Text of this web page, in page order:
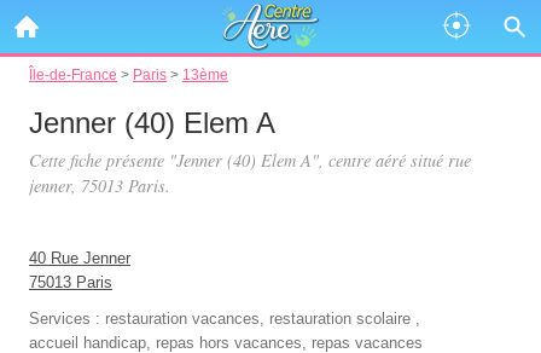
Île-de-France > Paris > 13ème
Jenner (40) Elem A
Cette fiche présente "Jenner (40) Elem A", centre aéré situé rue
jenner, 75013 Paris.
40 Rue Jenner
75013 Paris
Services : restauration vacances, restauration scolaire ,
accueil handicap, repas hors vacances, repas vacances